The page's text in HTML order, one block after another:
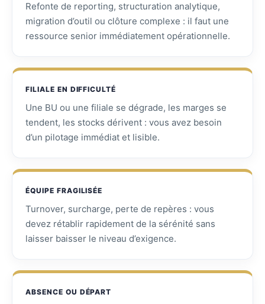
Refonte de reporting, structuration analytique,
migration d’outil ou clôture complexe : il faut une
ressource senior immédiatement opérationnelle.
FILIALE EN DIFFICULTÉ
Une BU ou une filiale se dégrade, les marges se
tendent, les stocks dérivent : vous avez besoin
d’un pilotage immédiat et lisible.
ÉQUIPE FRAGILISÉE
Turnover, surcharge, perte de repères : vous
devez rétablir rapidement de la sérénité sans
laisser baisser le niveau d’exigence.
ABSENCE OU DÉPART